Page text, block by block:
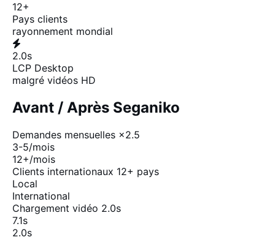
12+
Pays clients
rayonnement mondial
2.0s
LCP Desktop
malgré vidéos HD
Avant / Après Seganiko
Demandes mensuelles ×2.5
3-5/mois
12+/mois
Clients internationaux 12+ pays
Local
International
Chargement vidéo 2.0s
7.1s
2.0s